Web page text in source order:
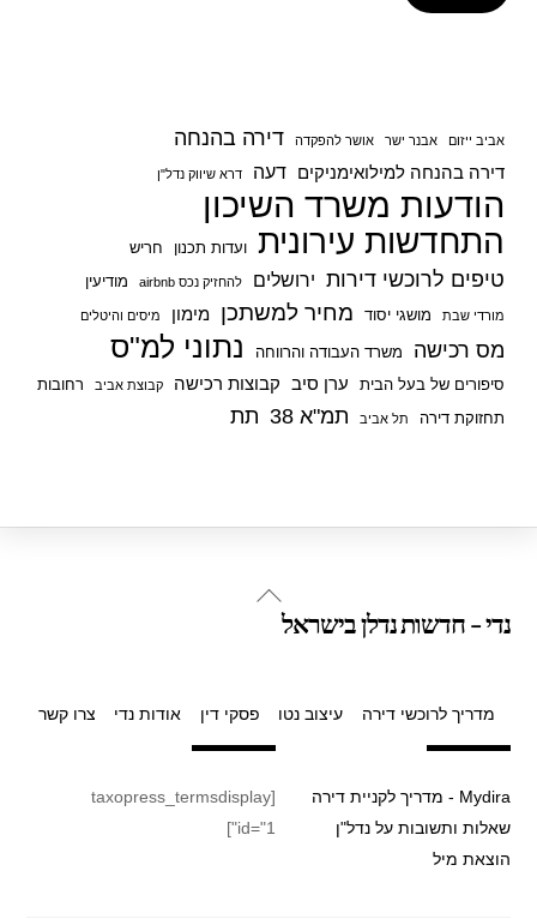
אביב ייזום אבנר ישר אושר להפקדה דירה בהנחה
דירה בהנחה למילואימניקים דעה דרא שיווק נדל"ן
הודעות משרד השיכון
התחדשות עירונית ועדות תכנון חריש
טיפים לרוכשי דירות ירושלים להחזיק נכס airbnb מודיעין
מורדי שבת מושגי יסוד מחיר למשתכן מימון מיסים והיטלים
מס רכישה משרד העבודה והרווחה נתוני למ"ס
סיפורים של בעל הבית ערן סיב קבוצות רכישה קבוצת אביב
רחובות
תחזוקת דירה
תל אביב תמ"א 38 תת
Back
נדי - חדשות נדלן בישראל
מדריך לרוכשי דירה עיצוב נטו פסקי דין אודות נדי צרו קשר
Mydira - מדריך לקניית דירה
שאלות ותשובות על נדל"ן
הוצאת מיל
[taxopress_termsdisplay
id="1"]